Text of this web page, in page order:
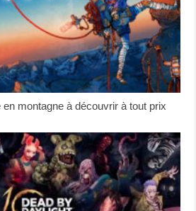
montagne à découvrir à tout prix